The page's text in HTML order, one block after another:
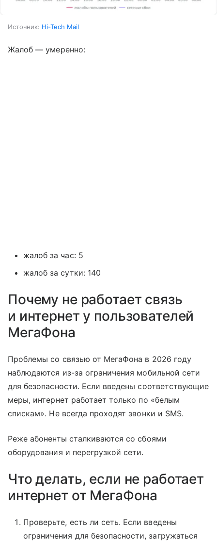
Источник: Hi-Tech Mail
Жалоб — умеренно:
жалоб за час: 5
жалоб за сутки: 140
Почему не работает связь
и интернет у пользователей
МегаФона
Проблемы со связью от МегаФона в 2026 году
наблюдаются из-за ограничения мобильной сети
для безопасности. Если введены соответствующие
меры, интернет работает только по «белым
спискам». Не всегда проходят звонки и SMS.
Реже абоненты сталкиваются со сбоями
оборудования и перегрузкой сети.
Что делать, если не работает
интернет от МегаФона
Проверьте, есть ли сеть. Если введены
ограничения для безопасности, загружаться